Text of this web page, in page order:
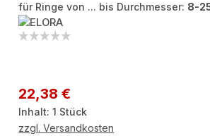
für Ringe von ... bis Durchmesser: 8-
Regulärer Preis:
22,38 €
Inhalt:1 Stück
zzgl. Versandkosten